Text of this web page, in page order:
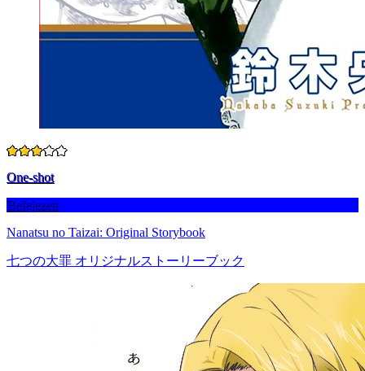
One-shot
Befejezett
Nanatsu no Taizai: Original Storybook
七つの大罪 オリジナルストーリーブック